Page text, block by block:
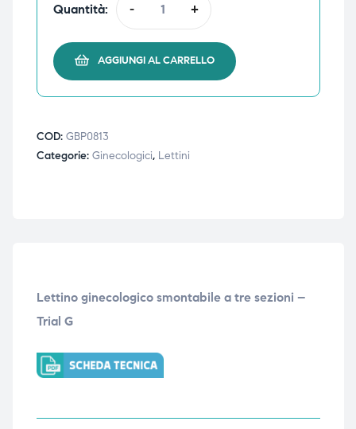
Quantità: - +
AGGIUNGI AL CARRELLO
COD: GBP0813
Categorie: Ginecologici, Lettini
Lettino ginecologico smontabile a tre sezioni –
Trial G